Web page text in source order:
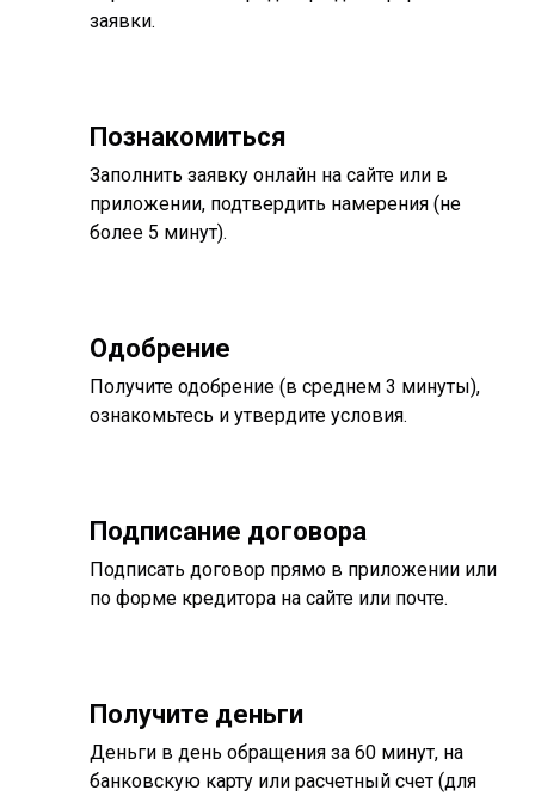
заявки.
Познакомиться
Заполнить заявку онлайн на сайте или в
приложении, подтвердить намерения (не
более 5 минут).
Одобрение
Получите одобрение (в среднем 3 минуты),
ознакомьтесь и утвердите условия.
Подписание договора
Подписать договор прямо в приложении или
по форме кредитора на сайте или почте.
Получите деньги
Деньги в день обращения за 60 минут, на
банковскую карту или расчетный счет (для